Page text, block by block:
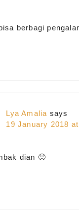
berbagi
Lya Amalia says
19 January 2018
dian 🙂